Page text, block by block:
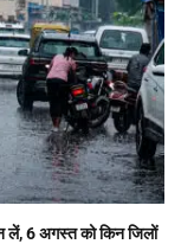
6 अगस्त को किन जिलों